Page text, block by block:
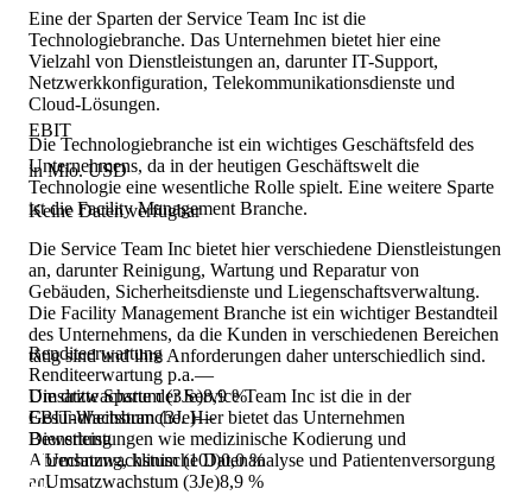
EBIT
in Mio. USD
Keine Daten verfügbar
Renditeerwartung
Renditeerwartung p.a.—
Umsatzwachstum (3Je)8,9 %
EBIT-Wachstum (3Je)—
Bewertung
Umsatzwachstum (10J)0,0 %
Umsatzwachstum (3Je)8,9 %
Eine der Sparten der Service Team Inc ist die
Technologiebranche. Das Unternehmen bietet hier eine
Vielzahl von Dienstleistungen an, darunter IT-Support,
Netzwerkkonfiguration, Telekommunikationsdienste und
Cloud-Lösungen.
Die Technologiebranche ist ein wichtiges Geschäftsfeld des
Unternehmens, da in der heutigen Geschäftswelt die
Technologie eine wesentliche Rolle spielt. Eine weitere Sparte
ist die Facility Management Branche.
Die Service Team Inc bietet hier verschiedene Dienstleistungen
an, darunter Reinigung, Wartung und Reparatur von
Gebäuden, Sicherheitsdienste und Liegenschaftsverwaltung.
Die Facility Management Branche ist ein wichtiger Bestandteil
des Unternehmens, da die Kunden in verschiedenen Bereichen
tätig sind und ihre Anforderungen daher unterschiedlich sind.
Die dritte Sparte der Service Team Inc ist die in der
Gesundheitsbranche. Hier bietet das Unternehmen
Dienstleistungen wie medizinische Kodierung und
Abrechnung, klinische Datenanalyse und Patientenversorgung
an.